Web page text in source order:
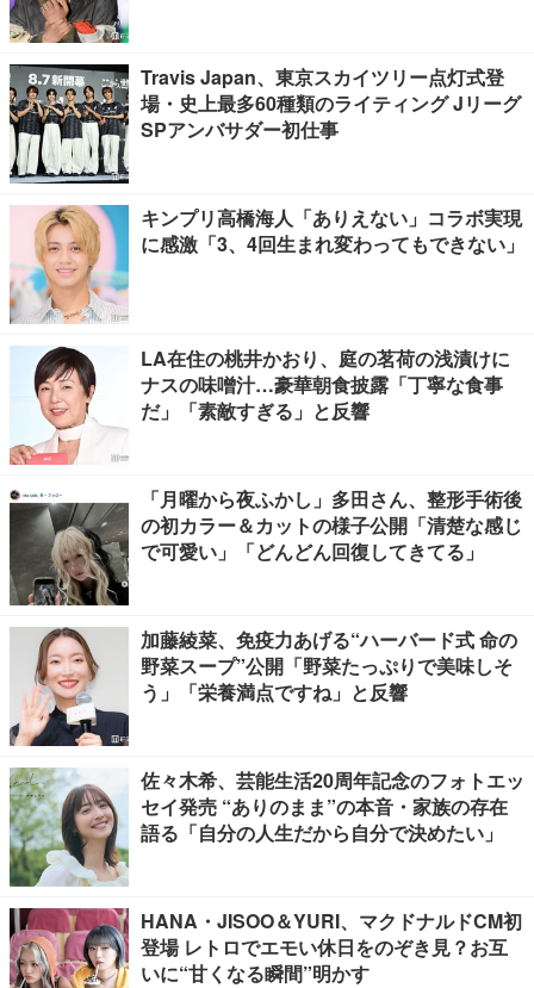
Travis Japan、東京スカイツリー点灯式登
場・史上最多60種類のライティング Jリーグ
SPアンバサダー初仕事
キンプリ高橋海人「ありえない」コラボ実現
に感激「3、4回生まれ変わってもできない」
LA在住の桃井かおり、庭の茗荷の浅漬けに
ナスの味噌汁…豪華朝食披露「丁寧な食事
だ」「素敵すぎる」と反響
「月曜から夜ふかし」多田さん、整形手術後
の初カラー＆カットの様子公開「清楚な感じ
で可愛い」「どんどん回復してきてる」
加藤綾菜、免疫力あげる“ハーバード式 命の
野菜スープ”公開「野菜たっぷりで美味しそ
う」「栄養満点ですね」と反響
佐々木希、芸能生活20周年記念のフォトエッ
セイ発売 “ありのまま”の本音・家族の存在
語る「自分の人生だから自分で決めたい」
HANA・JISOO＆YURI、マクドナルドCM初
登場 レトロでエモい休日をのぞき見？お互
いに“甘くなる瞬間”明かす